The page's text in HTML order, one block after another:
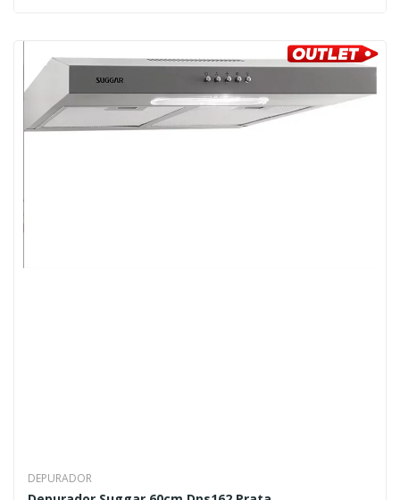
DEPURADOR